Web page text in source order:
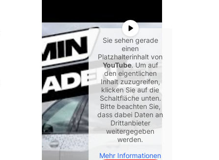
Sie sehen gerade
einen
Platzhalterinhalt von
YouTube. Um auf
den eigentlichen
Inhalt zuzugreifen,
klicken Sie auf die
Schaltfläche unten.
Bitte beachten Sie,
dass dabei Daten an
Drittanbieter
weitergegeben
werden.
Mehr Informationen